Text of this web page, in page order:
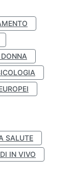
SALUTE
IN VIVO